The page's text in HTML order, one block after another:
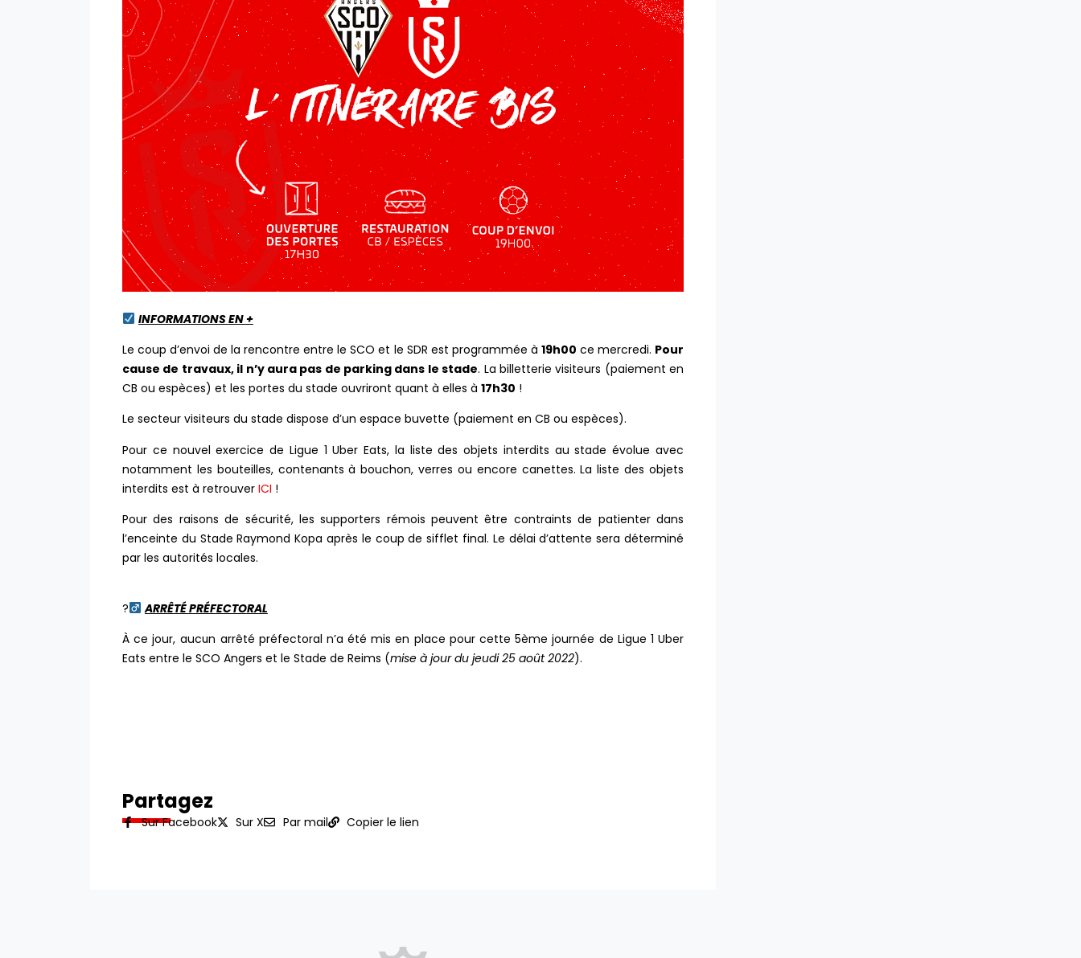
INFORMATIONS EN +
Le coup d’envoi de la rencontre entre le SCO et le SDR est programmée à 19h00 ce mercredi. Pour
cause de travaux, il n’y aura pas de parking dans le stade. La billetterie visiteurs (paiement en
CB ou espèces) et les portes du stade ouvriront quant à elles à 17h30 !
Le secteur visiteurs du stade dispose d’un espace buvette (paiement en CB ou espèces).
Pour ce nouvel exercice de Ligue 1 Uber Eats, la liste des objets interdits au stade évolue avec
notamment les bouteilles, contenants à bouchon, verres ou encore canettes. La liste des objets
interdits est à retrouver ICI !
Pour des raisons de sécurité, les supporters rémois peuvent être contraints de patienter dans
l’enceinte du Stade Raymond Kopa après le coup de sifflet final. Le délai d’attente sera déterminé
par les autorités locales.
?‍
ARRÊTÉ PRÉFECTORAL
À ce jour, aucun arrêté préfectoral n’a été mis en place pour cette 5ème journée de Ligue 1 Uber
Eats entre le SCO Angers et le Stade de Reims (mise à jour du jeudi 25 août 2022).
Partagez
Sur Facebook Sur X Par mail Copier le lien